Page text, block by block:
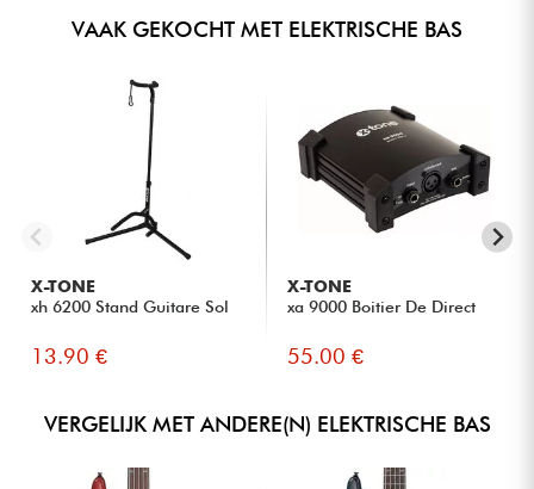
VAAK GEKOCHT MET ELEKTRISCHE BAS
X-TONE
xh 6200 Stand Guitare Sol
13.90 €
X-TONE
xa 9000 Boitier De Direct
55.00 €
VERGELIJK MET ANDERE(N) ELEKTRISCHE BAS